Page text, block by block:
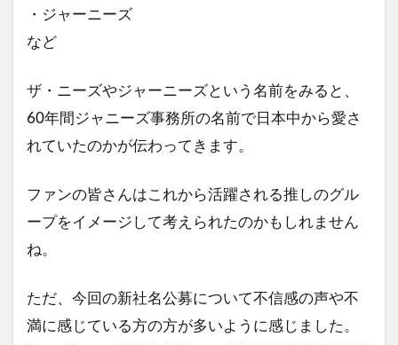
・ジャーニーズ
など
ザ・ニーズやジャーニーズという名前をみると、
60年間ジャニーズ事務所の名前で日本中から愛さ
れていたのかが伝わってきます。
ファンの皆さんはこれから活躍される推しのグル
ープをイメージして考えられたのかもしれません
ね。
ただ、今回の新社名公募について不信感の声や不
満に感じている方の方が多いように感じました。